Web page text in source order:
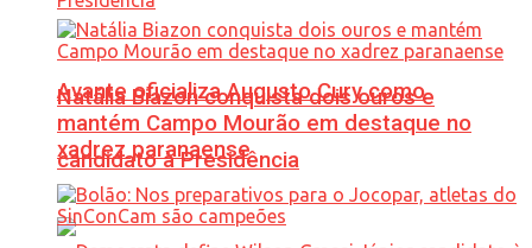
Avante oficializa Augusto Cury como
candidato à Presidência
Natália Biazon conquista dois ouros e
mantém Campo Mourão em destaque no
xadrez paranaense